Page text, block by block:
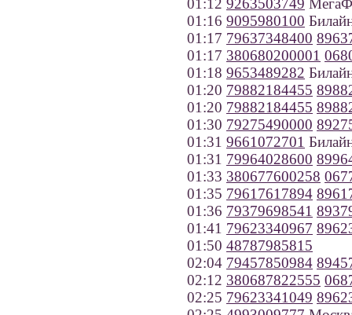
01:12 9263503749
01:16 9095980100
01:17 79637348400
01:17 380680200001
01:18 9653489282
01:20 79882184455
01:20 79882184455
01:30 79275490000
01:31 9661072701
01:31 79964028600
01:33 380677600258
01:35 79617617894
01:36 79379698541
01:41 79623340967
01:50 48787985815
02:04 79457850984
02:12 380687822555
02:25 79623341049